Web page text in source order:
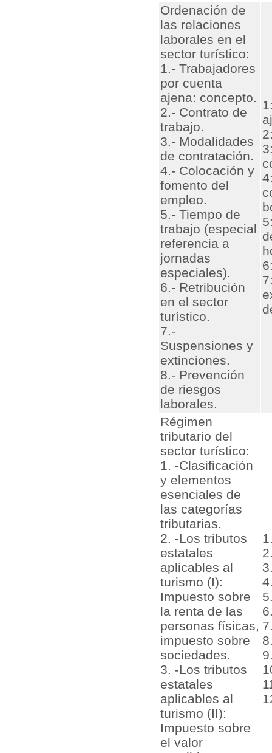
Ordenación de
las relaciones
laborales en el
sector turístico:
1.- Trabajadores
por cuenta
ajena: concepto.
2.- Contrato de
trabajo.
3.- Modalidades
de contratación.
4.- Colocación y
fomento del
empleo.
5.- Tiempo de
trabajo (especial
referencia a
jornadas
especiales).
6.- Retribución
en el sector
turístico.
7.-
Suspensiones y
extinciones.
8.- Prevención
de riesgos
laborales.
Régimen
tributario del
sector turístico:
1. -Clasificación
y elementos
esenciales de
las categorías
tributarias.
2. -Los tributos
estatales
aplicables al
turismo (I):
Impuesto sobre
la renta de las
personas físicas,
impuesto sobre
sociedades.
3. -Los tributos
estatales
aplicables al
turismo (II):
Impuesto sobre
el valor